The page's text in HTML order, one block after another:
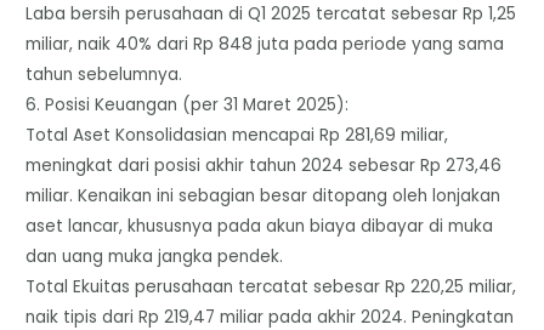
​Laba bersih perusahaan di Q1 2025 tercatat sebesar Rp 1,25
miliar, naik 40% dari Rp 848 juta pada periode yang sama
tahun sebelumnya.
​6. Posisi Keuangan (per 31 Maret 2025):
​Total Aset Konsolidasian mencapai Rp 281,69 miliar,
meningkat dari posisi akhir tahun 2024 sebesar Rp 273,46
miliar. Kenaikan ini sebagian besar ditopang oleh lonjakan
aset lancar, khususnya pada akun biaya dibayar di muka
dan uang muka jangka pendek.
​Total Ekuitas perusahaan tercatat sebesar Rp 220,25 miliar,
naik tipis dari Rp 219,47 miliar pada akhir 2024. Peningkatan